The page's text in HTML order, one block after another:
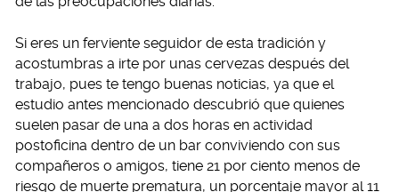
Si eres un ferviente seguidor de esta tradición y
acostumbras a irte por unas cervezas después del
trabajo, pues te tengo buenas noticias, ya que el
estudio antes mencionado descubrió que quienes
suelen pasar de una a dos horas en actividad
postoficina dentro de un bar conviviendo con sus
compañeros o amigos, tiene 21 por ciento menos de
riesgo de muerte prematura, un porcentaje mayor al 11